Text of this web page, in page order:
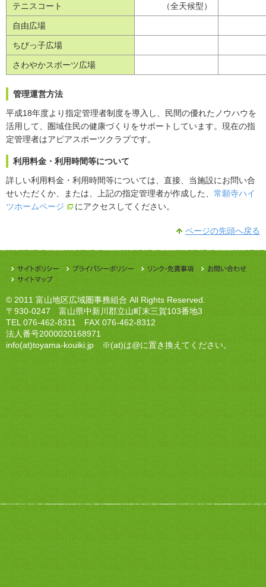
テニスコート （全天候型）
自由広場
ちびっ子広場
さわやかスポーツ広場
管理運営方法
平成18年度より指定管理者制度を導入し、民間の優れたノウハウを
活用して、圏域住民の健康づくりをサポートしています。現在の指
定管理者はアピアスポーツクラブです。
利用料金・利用時間等について
詳しい利用料金・利用時間等については、直接、当施設にお問い合
せいただくか、または、上記の指定管理者が作成した、 常願寺ハイ
ツホームページ
にアクセスしてください。
ページの先頭へ戻る
© 2011 富山地区広域圏事務組合 All Rights Reserved.
〒930-0247 富山県中新川郡立山町末三賀103番地3
TEL 076-462-8311 FAX 076-462-8312
法人番号2000020168971
info(at)toyama-kouiki.jp ※(at)は@に置き換えてください。